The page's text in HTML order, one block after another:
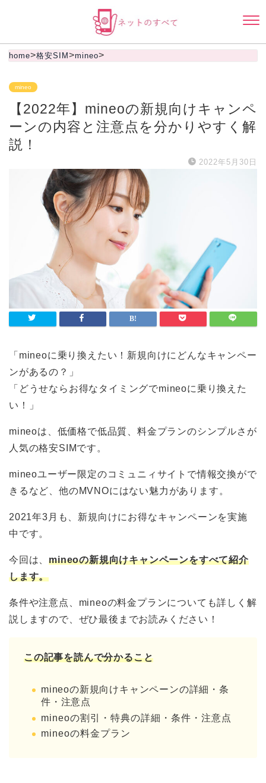
home>格安SIM >mineo>
mineo
【2022年】mineoの新規向けキャンペ
ーンの内容と注意点を分かりやすく解
説！
2022年5月30日
「mineoに乗り換えたい！新規向けにどんなキャンペー
ンがあるの？」
「どうせならお得なタイミングでmineoに乗り換えた
い！」
mineoは、低価格で低品質、料金プランのシンプルさが
人気の格安SIMです。
mineoユーザー限定のコミュニィサイトで情報交換がで
きるなど、他のMVNOにはない魅力があります。
2021年3月も、新規向けにお得なキャンペーンを実施
中です。
今回は、mineoの新規向けキャンペーンをすべて紹介
します。
条件や注意点、mineoの料金プランについても詳しく解
説しますので、ぜひ最後までお読みください！
この記事を読んで分かること
mineoの新規向けキャンペーンの詳細・条
件・注意点
mineoの割引・特典の詳細・条件・注意点
mineoの料金プラン